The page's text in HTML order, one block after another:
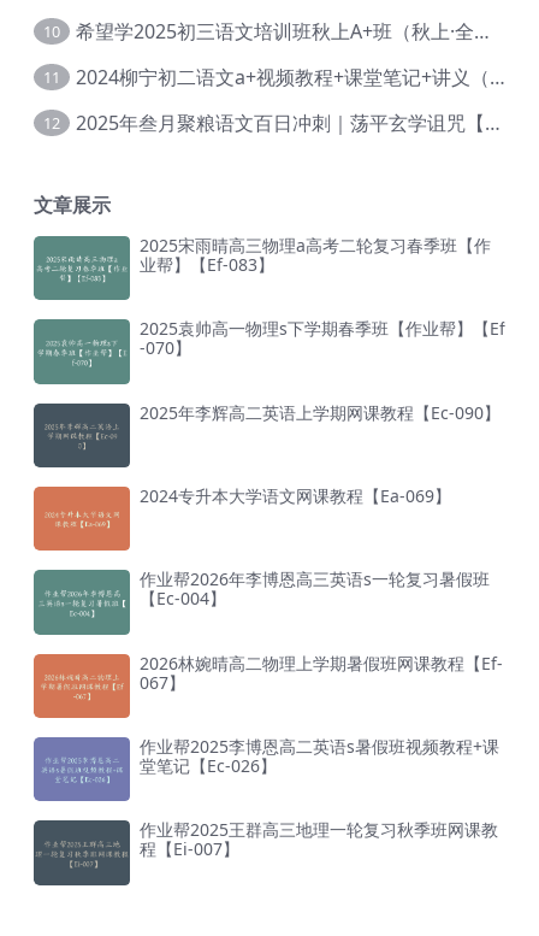
10 希望学2025初三语文培训班秋上A+班（秋上·全国版·A+）【Da-031】
11 2024柳宁初二语文a+视频教程+课堂笔记+讲义（暑假班+秋季班）【Da-003】
12 2025年叁月聚粮语文百日冲刺｜荡平玄学诅咒【Ea-001】
文章展示
2025宋雨晴高三物理a高考二轮复习春季班【作
业帮】【Ef-083】
2025袁帅高一物理s下学期春季班【作业帮】【Ef
-070】
2025年李辉高二英语上学期网课教程【Ec-090】
2024专升本大学语文网课教程【Ea-069】
作业帮2026年李博恩高三英语s一轮复习暑假班
【Ec-004】
2026林婉晴高二物理上学期暑假班网课教程【Ef-
067】
作业帮2025李博恩高二英语s暑假班视频教程+课
堂笔记【Ec-026】
作业帮2025王群高三地理一轮复习秋季班网课教
程【Ei-007】